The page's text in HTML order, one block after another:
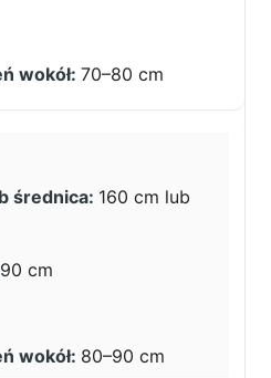
70–80 cm
160 cm lub
90 cm
80–90 cm